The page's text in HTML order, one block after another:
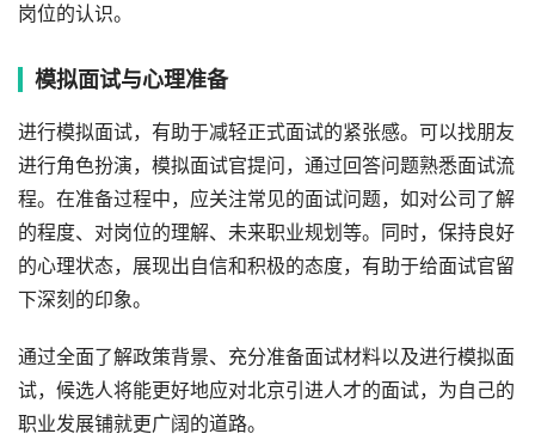
岗位的认识。
模拟面试与心理准备
进行模拟面试，有助于减轻正式面试的紧张感。可以找朋友
进行角色扮演，模拟面试官提问，通过回答问题熟悉面试流
程。在准备过程中，应关注常见的面试问题，如对公司了解
的程度、对岗位的理解、未来职业规划等。同时，保持良好
的心理状态，展现出自信和积极的态度，有助于给面试官留
下深刻的印象。
通过全面了解政策背景、充分准备面试材料以及进行模拟面
试，候选人将能更好地应对北京引进人才的面试，为自己的
职业发展铺就更广阔的道路。